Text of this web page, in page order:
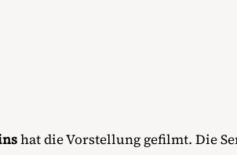
hat die Vorstellung gefilmt. Die